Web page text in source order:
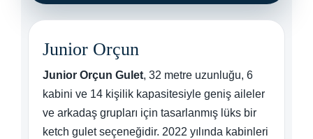
Junior Orçun
Junior Orçun Gulet, 32 metre uzunluğu, 6
kabini ve 14 kişilik kapasitesiyle geniş aileler
ve arkadaş grupları için tasarlanmış lüks bir
ketch gulet seçeneğidir. 2022 yılında kabinleri